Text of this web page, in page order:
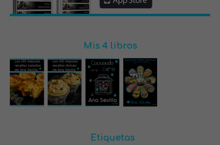
Mis 4 libros
Etiquetas